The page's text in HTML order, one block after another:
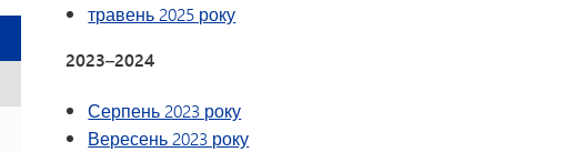
травень 2025 року
2023–2024
Серпень 2023 року
Вересень 2023 року